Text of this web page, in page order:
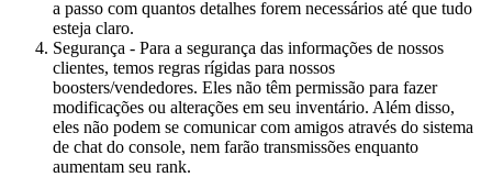
a passo com quantos detalhes forem necessários até que tudo
esteja claro.
Segurança - Para a segurança das informações de nossos
clientes, temos regras rígidas para nossos
boosters/vendedores. Eles não têm permissão para fazer
modificações ou alterações em seu inventário. Além disso,
eles não podem se comunicar com amigos através do sistema
de chat do console, nem farão transmissões enquanto
aumentam seu rank.